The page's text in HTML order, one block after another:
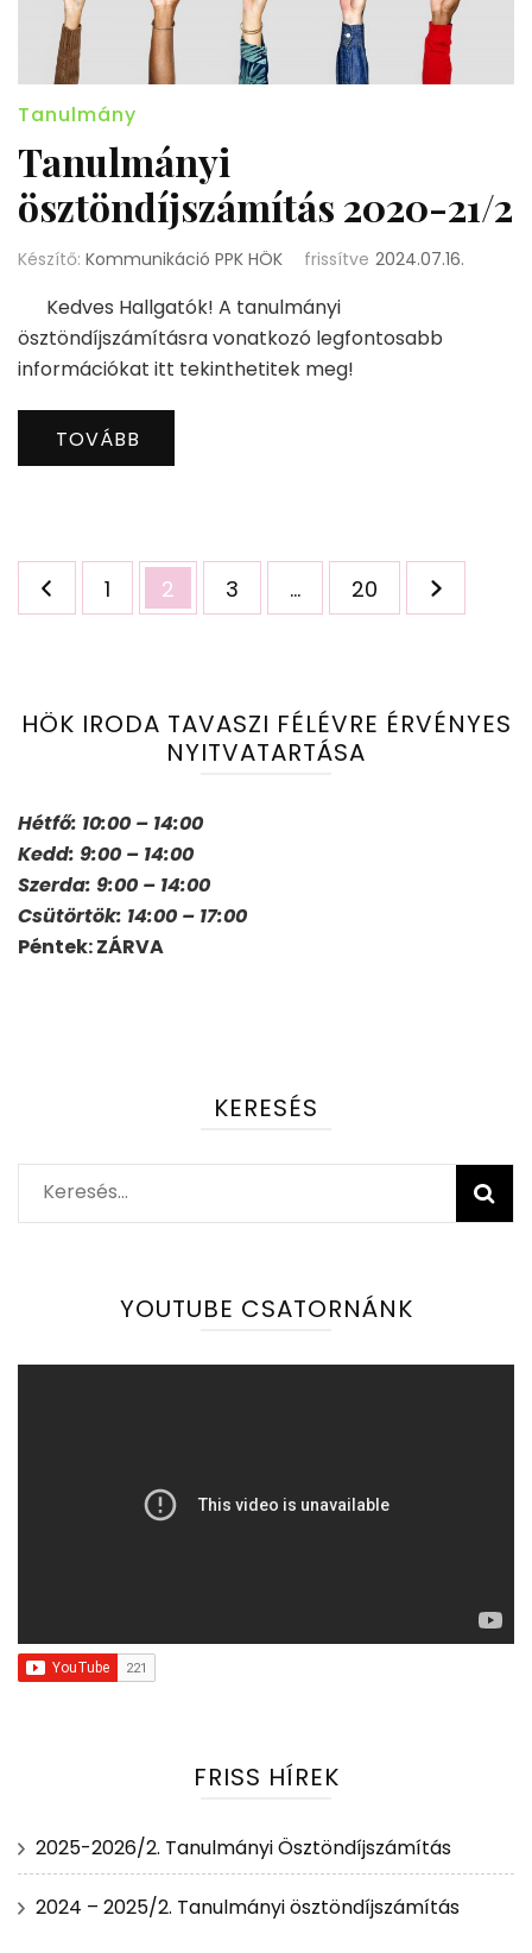
Tanulmány
Tanulmányi
ösztöndíjszámítás 2020-21/2
Készítő: Kommunikáció PPK HÖK frissítve 2024.07.16.
Kedves Hallgatók! A tanulmányi
ösztöndíjszámításra vonatkozó legfontosabb
információkat itt tekinthetitek meg!
TOVÁBB
Bejegyzések
lapozása
Oldal
1 Oldal
2 Oldal
3 … Oldal
20
HÖK IRODA TAVASZI FÉLÉVRE ÉRVÉNYES
NYITVATARTÁSA
Hétfő: 10:00 – 14:00
Kedd: 9:00 – 14:00
Szerda: 9:00 – 14:00
Csütörtök: 14:00 – 17:00
Péntek: ZÁRVA
KERESÉS
Keresés:
YOUTUBE CSATORNÁNK
FRISS HÍREK
2025-2026/2. Tanulmányi Ösztöndíjszámítás
2024 – 2025/2. Tanulmányi ösztöndíjszámítás